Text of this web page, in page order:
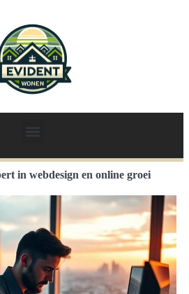
in webdesign en online groei